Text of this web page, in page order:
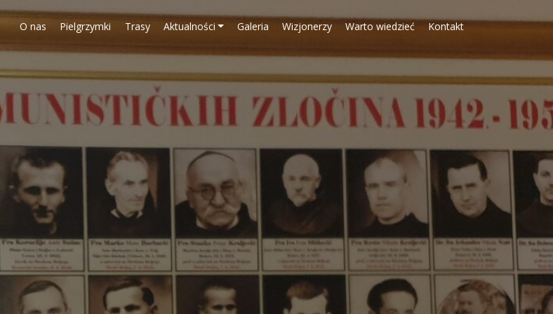
O nas Pielgrzymki Trasy Aktualności Galeria Wizjonerzy Warto wiedzieć Kontakt